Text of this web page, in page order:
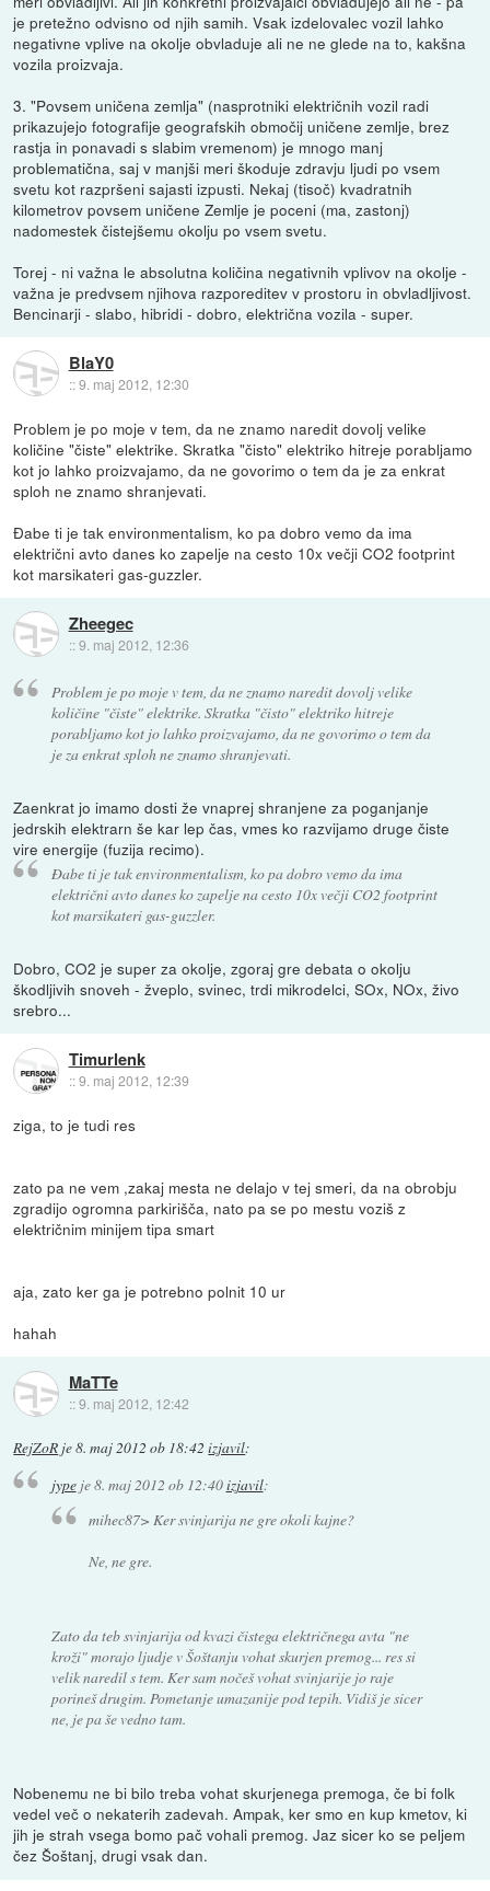
je pretežno odvisno od njih samih. Vsak izdelovalec vozil lahko
negativne vplive na okolje obvladuje ali ne ne glede na to, kakšna
vozila proizvaja.
3. "Povsem uničena zemlja" (nasprotniki električnih vozil radi
prikazujejo fotografije geografskih območij uničene zemlje, brez
rastja in ponavadi s slabim vremenom) je mnogo manj
problematična, saj v manjši meri škoduje zdravju ljudi po vsem
svetu kot razpršeni sajasti izpusti. Nekaj (tisoč) kvadratnih
kilometrov povsem uničene Zemlje je poceni (ma, zastonj)
nadomestek čistejšemu okolju po vsem svetu.
Torej - ni važna le absolutna količina negativnih vplivov na okolje -
važna je predvsem njihova razporeditev v prostoru in obvladljivost.
Bencinarji - slabo, hibridi - dobro, električna vozila - super.
BlaY0
::9. maj 2012, 12:30
Problem je po moje v tem, da ne znamo naredit dovolj velike
količine "čiste" elektrike. Skratka "čisto" elektriko hitreje porabljamo
kot jo lahko proizvajamo, da ne govorimo o tem da je za enkrat
sploh ne znamo shranjevati.
Đabe ti je tak environmentalism, ko pa dobro vemo da ima
električni avto danes ko zapelje na cesto 10x večji CO2 footprint
kot marsikateri gas-guzzler.
Zheegec
::9. maj 2012, 12:36
Problem je po moje v tem, da ne znamo naredit dovolj velike
količine "čiste" elektrike. Skratka "čisto" elektriko hitreje
porabljamo kot jo lahko proizvajamo, da ne govorimo o tem da
je za enkrat sploh ne znamo shranjevati.
Zaenkrat jo imamo dosti že vnaprej shranjene za poganjanje
jedrskih elektrarn še kar lep čas, vmes ko razvijamo druge čiste
vire energije (fuzija recimo).
Đabe ti je tak environmentalism, ko pa dobro vemo da ima
električni avto danes ko zapelje na cesto 10x večji CO2 footprint
kot marsikateri gas-guzzler.
Dobro, CO2 je super za okolje, zgoraj gre debata o okolju
škodljivih snoveh - žveplo, svinec, trdi mikrodelci, SOx, NOx, živo
srebro...
Timurlenk
::9. maj 2012, 12:39
ziga, to je tudi res
zato pa ne vem ,zakaj mesta ne delajo v tej smeri, da na obrobju
zgradijo ogromna parkirišča, nato pa se po mestu voziš z
električnim minijem tipa smart
aja, zato ker ga je potrebno polnit 10 ur
hahah
MaTTe
::9. maj 2012, 12:42
RejZoR je8. maj 2012 ob 18:42 izjavil:
jypeje8. maj 2012 ob 12:40izjavil:
mihec87> Ker svinjarija ne gre okoli kajne?
Ne, ne gre.
Zato da teb svinjarija od kvazi čistega električnega avta "ne
kroži" morajo ljudje v Šoštanju vohat skurjen premog... res si
velik naredil s tem. Ker sam nočeš vohat svinjarije jo raje
porineš drugim. Pometanje umazanije pod tepih. Vidiš je sicer
ne, je pa še vedno tam.
Nobenemu ne bi bilo treba vohat skurjenega premoga, če bi folk
vedel več o nekaterih zadevah. Ampak, ker smo en kup kmetov, ki
jih je strah vsega bomo pač vohali premog. Jaz sicer ko se peljem
čez Šoštanj, drugi vsak dan.